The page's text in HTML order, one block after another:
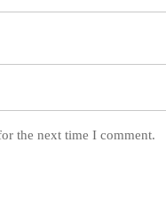
the next time I comment.